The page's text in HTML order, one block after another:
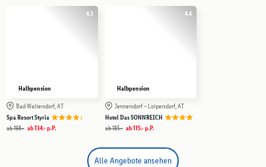
4.3
Halbpension
Bad Waltersdorf, AT
Spa Resort Styria
s
ab198.- ab134.- p.P.
4.4
Halbpension
Jennersdorf – Loipersdorf, AT
Hotel Das SONNREICH
ab185.- ab115.- p.P.
Alle Angebote ansehen